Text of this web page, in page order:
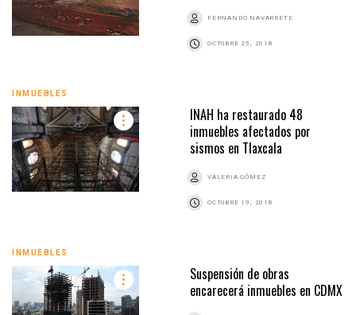
FERNANDO NAVARRETE
OCTUBRE 25, 2018
INMUEBLES
INAH ha restaurado 48
inmuebles afectados por
sismos en Tlaxcala
VALERIA GÓMEZ
OCTUBRE 19, 2018
INMUEBLES
Suspensión de obras
encarecerá inmuebles en CDMX